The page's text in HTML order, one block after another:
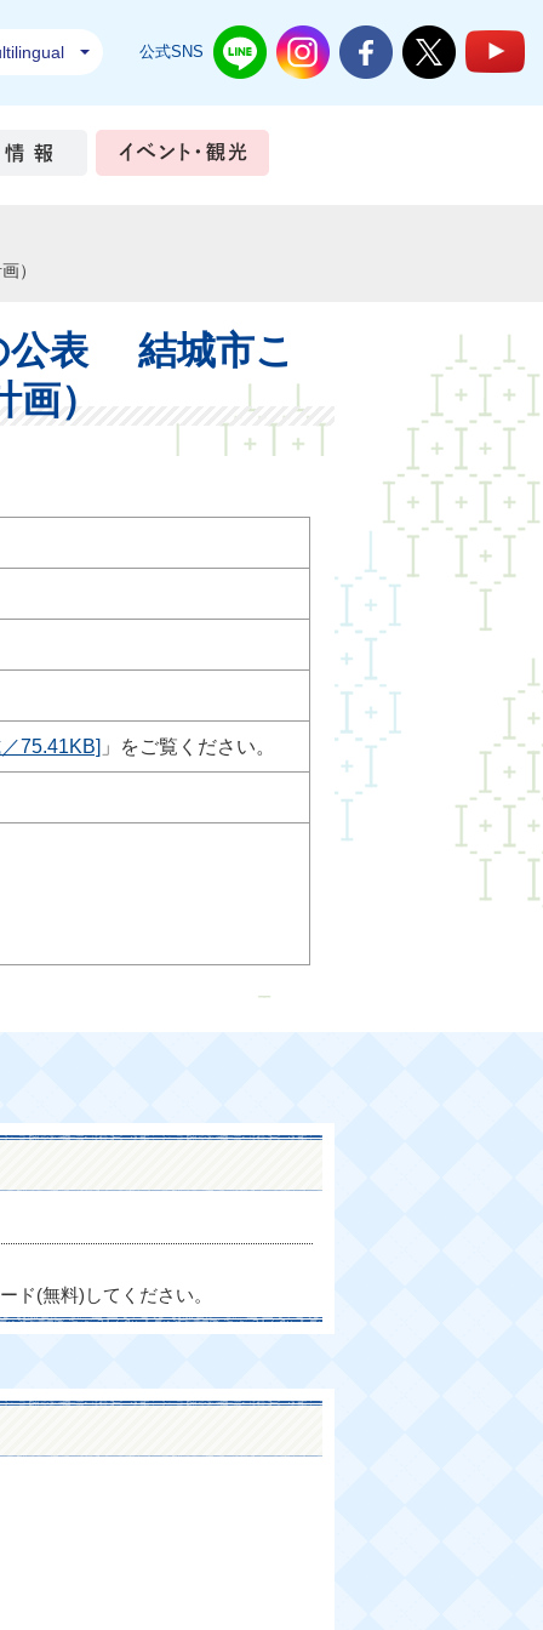
公式SNS 結城市公式LINE結城市公式Instagram
結城市公式Facebook
結城市公式
づくり 市政情報
）
公表 結城市こ
）
75.41KB] 」をご覧ください。
ド(無料)してください。